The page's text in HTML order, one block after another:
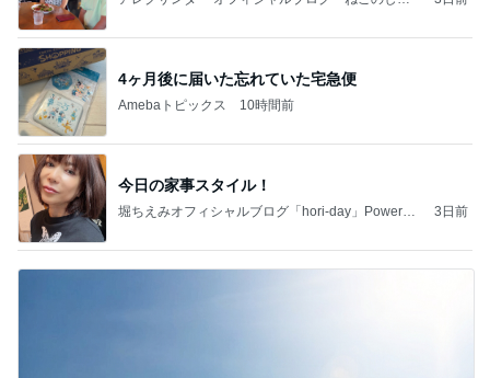
4ヶ月後に届いた忘れていた宅急便
Amebaトピックス 10時間前
今日の家事スタイル！
堀ちえみオフィシャルブログ「hori-day」Powered
3日前